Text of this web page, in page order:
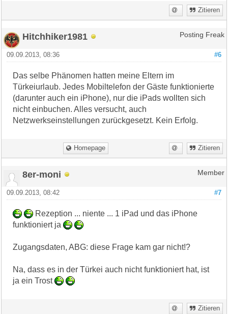
Zitieren
Hitchhiker1981 Posting Freak
#6
09.09.2013, 08:36
Das selbe Phänomen hatten meine Eltern im
Türkeiurlaub. Jedes Mobiltelefon der Gäste funktionierte
(darunter auch ein iPhone), nur die iPads wollten sich
nicht einbuchen. Alles versucht, auch
Netzwerkseinstellungen zurückgesetzt. Kein Erfolg.
Homepage Zitieren
8er-moni Member
#7
09.09.2013, 08:42
Rezeption ... niente ... 1 iPad und das iPhone
funktioniert ja
Zugangsdaten, ABG: diese Frage kam gar nicht!?
Na, dass es in der Türkei auch nicht funktioniert hat, ist
ja ein Trost
Zitieren